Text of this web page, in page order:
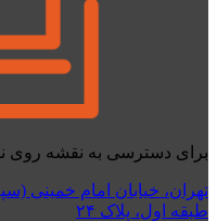
برای دسترسی به نقشه روی
تهران، خیابان امام خمینی
طبقه اول، پلاک ۲۴